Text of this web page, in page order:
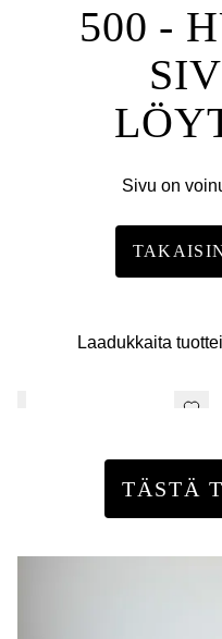
500 -
Sivu on
Laadukkaita
TÄSTÄ